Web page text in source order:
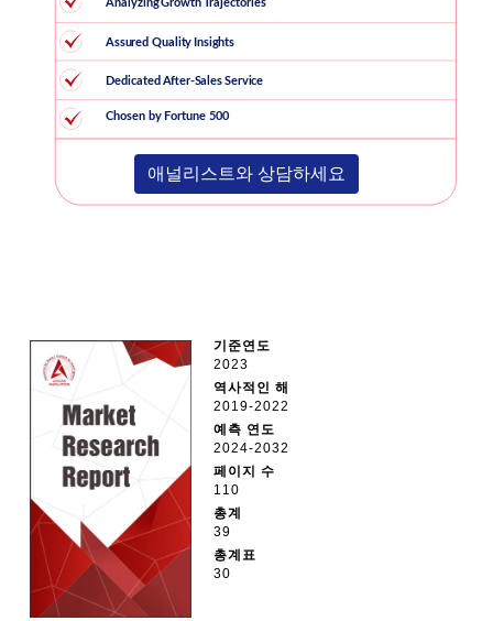
애널리스트와 상담하세요
기준연도
2023
역사적인 해
2019-2022
예측 연도
2024-2032
페이지 수
110
총계
39
총계표
30